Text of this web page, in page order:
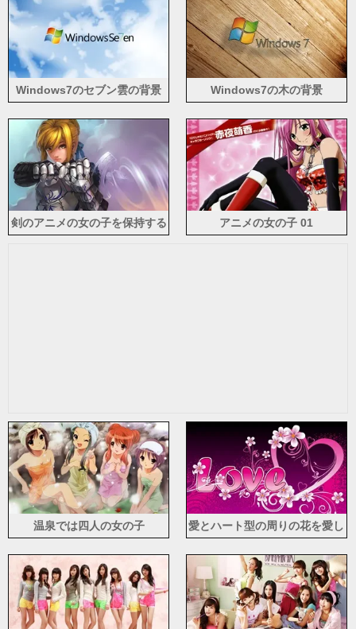
Windows7のセブン雲の背景 Windows7の木の背景
剣のアニメの女の子を保持する
アニメの女の子 01
温泉では四人の女の子
愛とハート型の周りの花を愛し